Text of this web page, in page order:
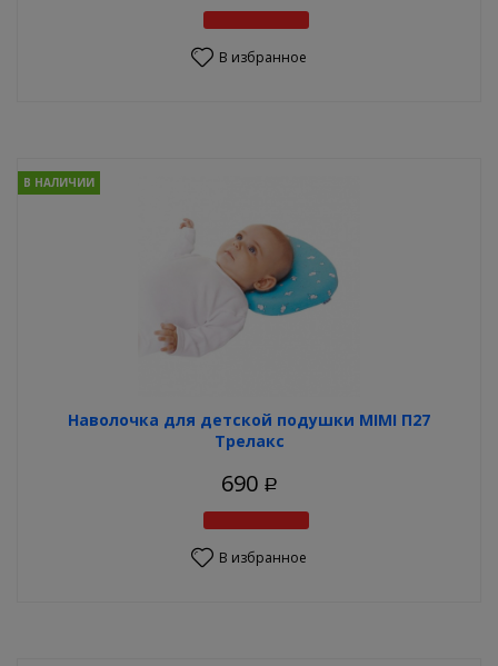
В избранное
Наволочка для детской подушки MIMI П27
Трелакс
В НАЛИЧИИ
690 Р
В избранное